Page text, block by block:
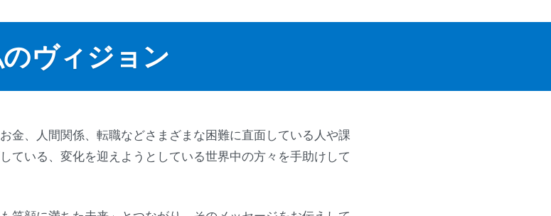
ヴィジョン
金、人間関係、転職などさまざまな困難に直面している人や課
ている、変化を迎えようとしている世界中の方々を手助けして